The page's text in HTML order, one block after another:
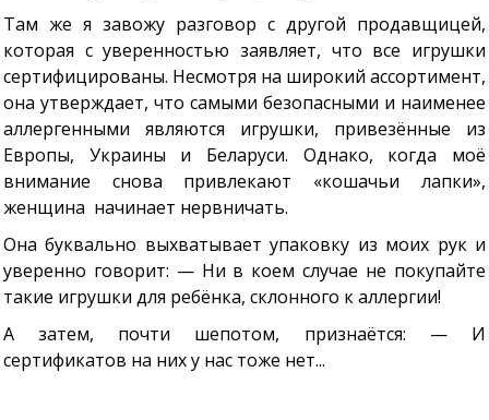
Там же я завожу разговор с другой продавщицей,
которая с уверенностью заявляет, что все игрушки
сертифицированы. Несмотря на широкий ассортимент,
она утверждает, что самыми безопасными и наименее
аллергенными являются игрушки, привезённые из
Европы, Украины и Беларуси. Однако, когда моё
внимание снова привлекают «кошачьи лапки»,
женщина начинает нервничать.
Она буквально выхватывает упаковку из моих рук и
уверенно говорит: — Ни в коем случае не покупайте
такие игрушки для ребёнка, склонного к аллергии!
А затем, почти шепотом, признаётся: — И
сертификатов на них у нас тоже нет...